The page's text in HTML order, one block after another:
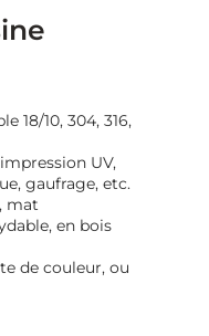
18/10, 304, 316,
UV,
gaufrage, etc.
mat
en bois
de couleur, ou